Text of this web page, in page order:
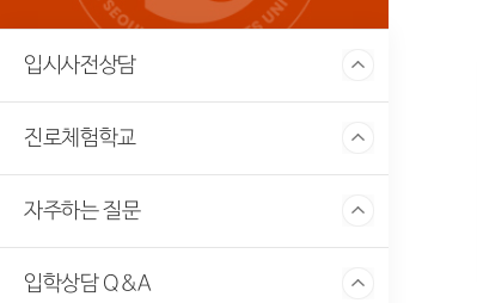
입시사전상담
진로체험학교
자주하는 질문
입학상담 Q&A